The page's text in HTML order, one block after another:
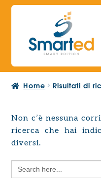
Vai
navigazione
Vai
contenuto
Home Risultati di
Non c’è nessuna
ricerca che hai
diversi.
Search
for: